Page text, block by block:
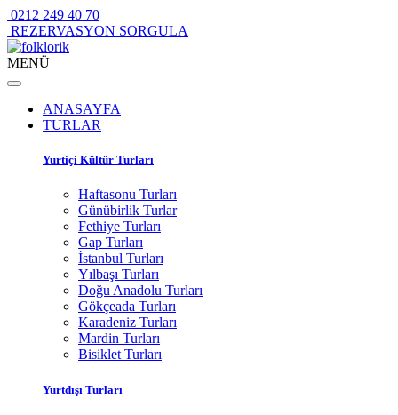
0212 249 40 70
REZERVASYON SORGULA
MENÜ
ANASAYFA
TURLAR
Yurtiçi Kültür Turları
Haftasonu Turları
Günübirlik Turlar
Fethiye Turları
Gap Turları
İstanbul Turları
Yılbaşı Turları
Doğu Anadolu Turları
Gökçeada Turları
Karadeniz Turları
Mardin Turları
Bisiklet Turları
Yurtdışı Turları